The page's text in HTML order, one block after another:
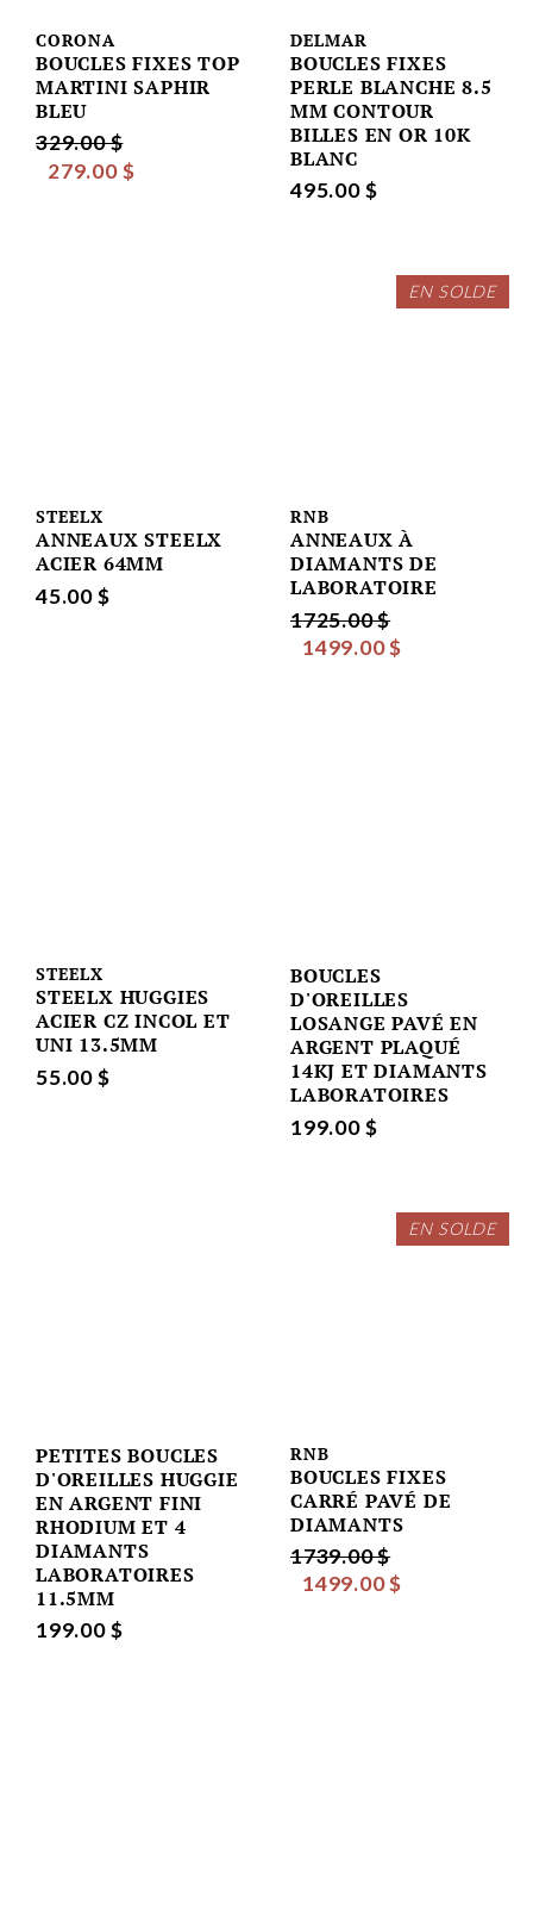
CORONA
BOUCLES FIXES TOP
MARTINI SAPHIR
BLEU
329.00 $
279.00 $
DELMAR
BOUCLES FIXES
PERLE BLANCHE 8.5
MM CONTOUR
BILLES EN OR 10K
BLANC
495.00 $
STEELX
ANNEAUX STEELX
ACIER 64MM
45.00 $
EN SOLDE
RNB
ANNEAUX À
DIAMANTS DE
LABORATOIRE
1725.00 $
1499.00 $
STEELX
STEELX HUGGIES
ACIER CZ INCOL ET
UNI 13.5MM
55.00 $
BOUCLES
D'OREILLES
LOSANGE PAVÉ EN
ARGENT PLAQUÉ
14KJ ET DIAMANTS
LABORATOIRES
199.00 $
PETITES BOUCLES
D'OREILLES HUGGIE
EN ARGENT FINI
RHODIUM ET 4
DIAMANTS
LABORATOIRES
11.5MM
199.00 $
EN SOLDE
RNB
BOUCLES FIXES
CARRÉ PAVÉ DE
DIAMANTS
1739.00 $
1499.00 $